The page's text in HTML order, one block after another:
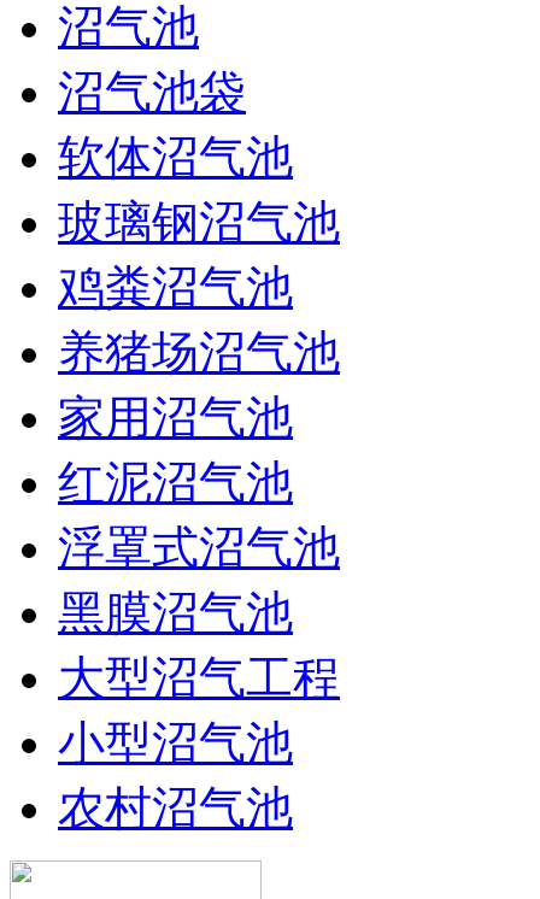
沼气池
沼气池袋
软体沼气池
玻璃钢沼气池
鸡粪沼气池
养猪场沼气池
家用沼气池
红泥沼气池
浮罩式沼气池
黑膜沼气池
大型沼气工程
小型沼气池
农村沼气池